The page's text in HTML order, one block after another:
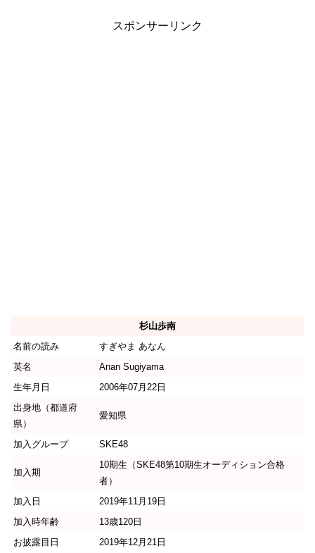
スポンサーリンク
杉山歩南
名前の読み
すぎやま あなん
英名
Anan Sugiyama
生年月日
2006年07月22日
出身地（都道府
県）
愛知県
加入グループ SKE48
加入期
10期生（SKE48第10期生オーディション合格
者）
加入日
2019年11月19日
加入時年齢
13歳120日
お披露目日
2019年12月21日